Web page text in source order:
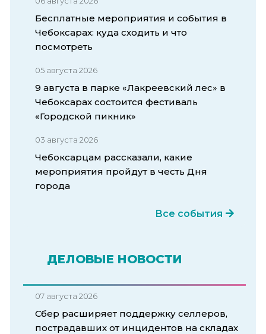
Бесплатные мероприятия и события в
Чебоксарах: куда сходить и что
посмотреть
05 августа 2026
9 августа в парке «Лакреевский лес» в
Чебоксарах состоится фестиваль
«Городской пикник»
03 августа 2026
Чебоксарцам рассказали, какие
мероприятия пройдут в честь Дня
города
Все события
ДЕЛОВЫЕ НОВОСТИ
07 августа 2026
Сбер расширяет поддержку селлеров,
пострадавших от инцидентов на складах